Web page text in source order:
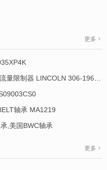
更多
轴承 MA1219
,美国BWC轴承
更多